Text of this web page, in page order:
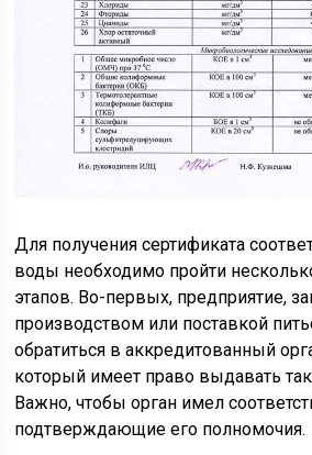
Для получения сертификата
воды необходимо пройти
этапов. Во-первых, предприятие,
производством или поставкой
обратиться в аккредитованный
который имеет право выдавать
Важно, чтобы орган имел
подтверждающие его полномочия.